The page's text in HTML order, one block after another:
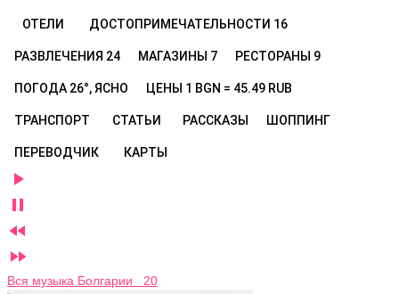
ОТЕЛИ ДОСТОПРИМЕЧАТЕЛЬНОСТИ 16
РАЗВЛЕЧЕНИЯ 24 МАГАЗИНЫ 7 РЕСТОРАНЫ 9
ПОГОДА 26°, ЯСНО ЦЕНЫ 1 BGN = 45.49 RUB
ТРАНСПОРТ СТАТЬИ РАССКАЗЫ ШОППИНГ
ПЕРЕВОДЧИК КАРТЫ




Вся музыка Болгарии 20